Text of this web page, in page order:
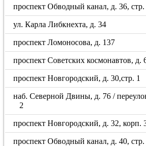
проспект Обводный канал, д. 36, стр.
ул. Карла Либкнехта, д. 34
проспект Ломоносова, д. 137
проспект Советских космонавтов, д.
проспект Новгородский, д. 30,стр. 1
наб. Северной Двины, д. 76 /
2
проспект Новгородский, д. 32, корп.
проспект Обводный канал, д. 40, стр.